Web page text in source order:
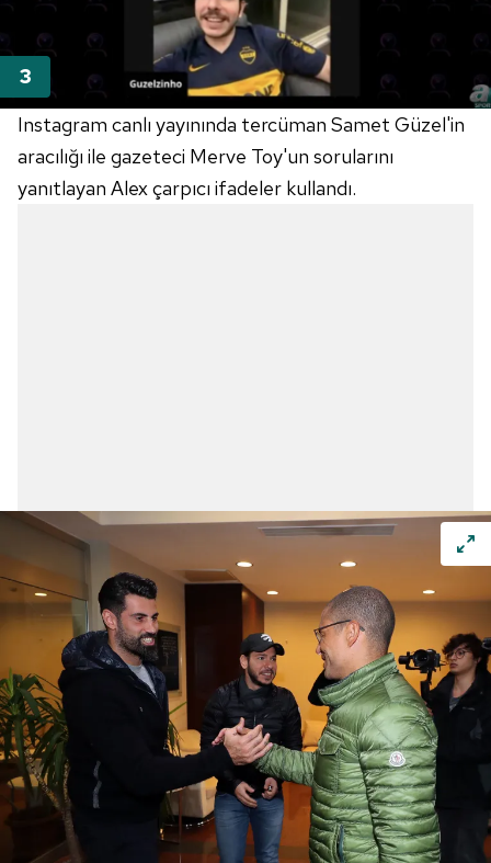
Instagram canlı yayınında tercüman Samet Güzel'in
aracılığı ile gazeteci Merve Toy'un sorularını
yanıtlayan Alex çarpıcı ifadeler kullandı.